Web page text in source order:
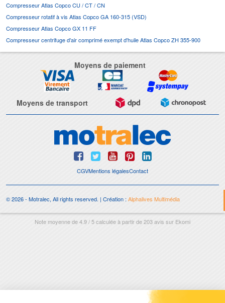
Compresseur Atlas Copco CU / CT / CN
Compresseur rotatif à vis Atlas Copco GA 160-315 (VSD)
Compresseur Atlas Copco GX 11 FF
Compresseur centrifuge d'air comprimé exempt d'huile Atlas Copco ZH 355-900
Moyens de paiement
Moyens de transport
CGVMentions légalesContact
© 2026 - Motralec, All rights reserved. | Création : Alphalives Multimédia
Note moyenne de4.9/5calculée à partir de203avis sur Ekomi